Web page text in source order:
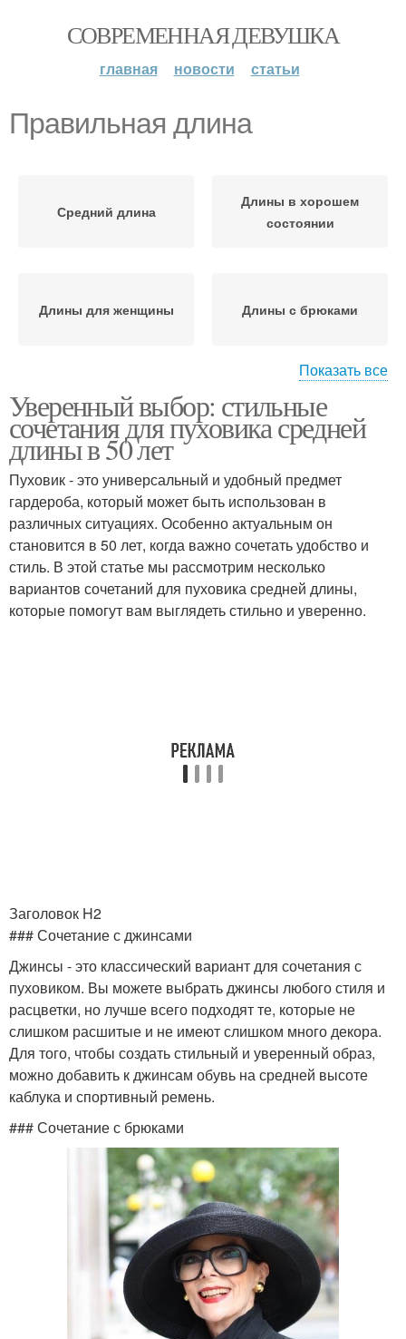
СОВРЕМЕННАЯ ДЕВУШКА
главная новости статьи
Правильная длина
Средний длина
Длины в хорошем
состоянии
Длины для женщины Длины с брюками
Длины с юбкой Правильные параметры
Сочетания под
определенную длину
Оптимальная длина
Показать все
Уверенный выбор: стильные
сочетания для пуховика средней
длины в 50 лет
Пуховик - это универсальный и удобный предмет
гардероба, который может быть использован в
различных ситуациях. Особенно актуальным он
становится в 50 лет, когда важно сочетать удобство и
стиль. В этой статье мы рассмотрим несколько
вариантов сочетаний для пуховика средней длины,
которые помогут вам выглядеть стильно и уверенно.
Заголовок H2
### Сочетание с джинсами
Джинсы - это классический вариант для сочетания с
пуховиком. Вы можете выбрать джинсы любого стиля и
расцветки, но лучше всего подходят те, которые не
слишком расшитые и не имеют слишком много декора.
Для того, чтобы создать стильный и уверенный образ,
можно добавить к джинсам обувь на средней высоте
каблука и спортивный ремень.
### Сочетание с брюками